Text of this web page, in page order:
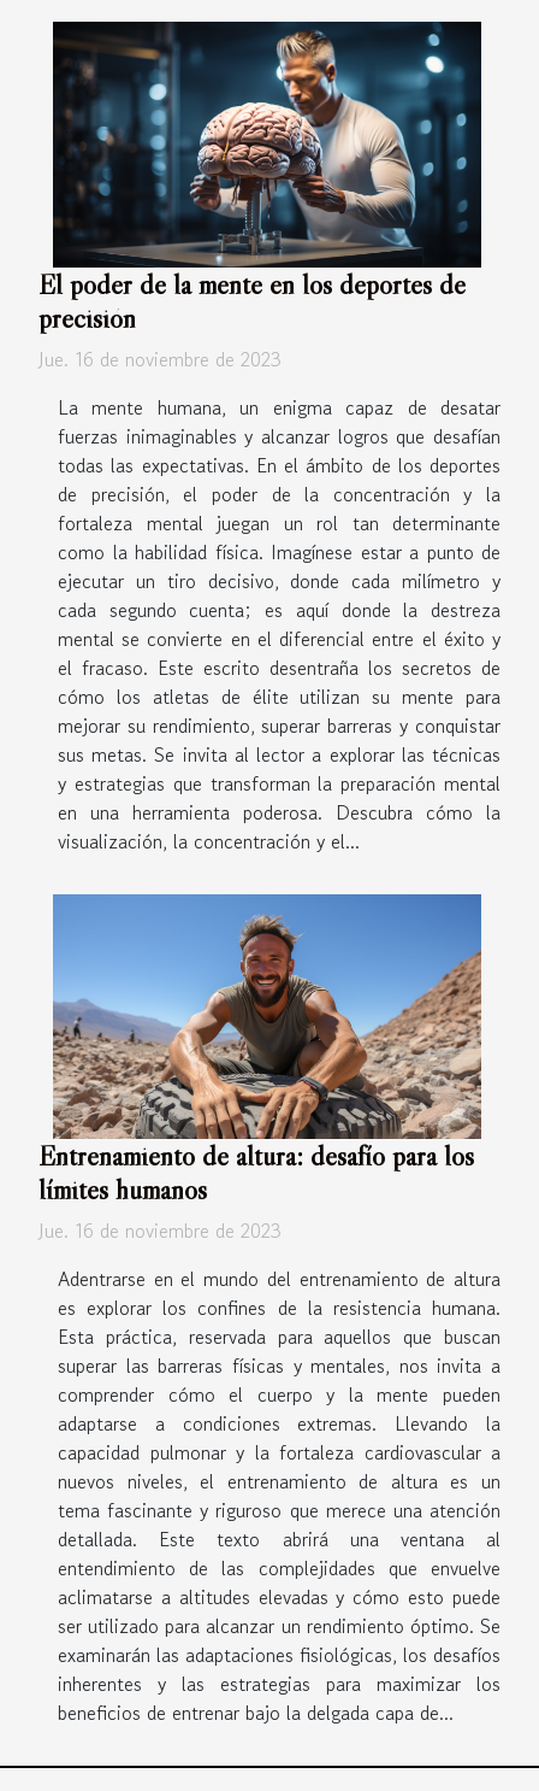
El poder de la mente en los deportes de
precisión
Jue. 16 de noviembre de 2023
La mente humana, un enigma capaz de desatar
fuerzas inimaginables y alcanzar logros que desafían
todas las expectativas. En el ámbito de los deportes
de precisión, el poder de la concentración y la
fortaleza mental juegan un rol tan determinante
como la habilidad física. Imagínese estar a punto de
ejecutar un tiro decisivo, donde cada milímetro y
cada segundo cuenta; es aquí donde la destreza
mental se convierte en el diferencial entre el éxito y
el fracaso. Este escrito desentraña los secretos de
cómo los atletas de élite utilizan su mente para
mejorar su rendimiento, superar barreras y conquistar
sus metas. Se invita al lector a explorar las técnicas
y estrategias que transforman la preparación mental
en una herramienta poderosa. Descubra cómo la
visualización, la concentración y el...
Entrenamiento de altura: desafío para los
límites humanos
Jue. 16 de noviembre de 2023
Adentrarse en el mundo del entrenamiento de altura
es explorar los confines de la resistencia humana.
Esta práctica, reservada para aquellos que buscan
superar las barreras físicas y mentales, nos invita a
comprender cómo el cuerpo y la mente pueden
adaptarse a condiciones extremas. Llevando la
capacidad pulmonar y la fortaleza cardiovascular a
nuevos niveles, el entrenamiento de altura es un
tema fascinante y riguroso que merece una atención
detallada. Este texto abrirá una ventana al
entendimiento de las complejidades que envuelve
aclimatarse a altitudes elevadas y cómo esto puede
ser utilizado para alcanzar un rendimiento óptimo. Se
examinarán las adaptaciones fisiológicas, los desafíos
inherentes y las estrategias para maximizar los
beneficios de entrenar bajo la delgada capa de...